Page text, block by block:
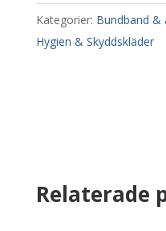
Kategorier: Bundband &
Hygien & Skyddskläder
Relaterade